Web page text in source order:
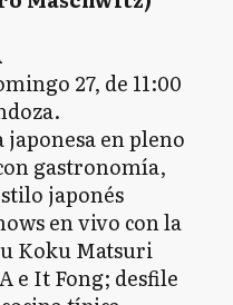
27, de 11:00
en pleno
gastronomía,
japonés
en vivo con la
Koku Matsuri
e It Fong; desfile